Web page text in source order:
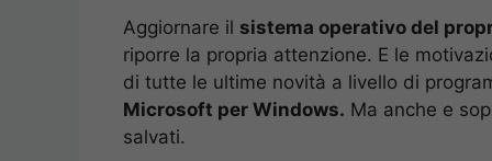
Aggiornare il sistema operativo del
riporre la propria attenzione. E le
di tutte le ultime novità a livello di
Microsoft per Windows. Ma anche e
salvati.